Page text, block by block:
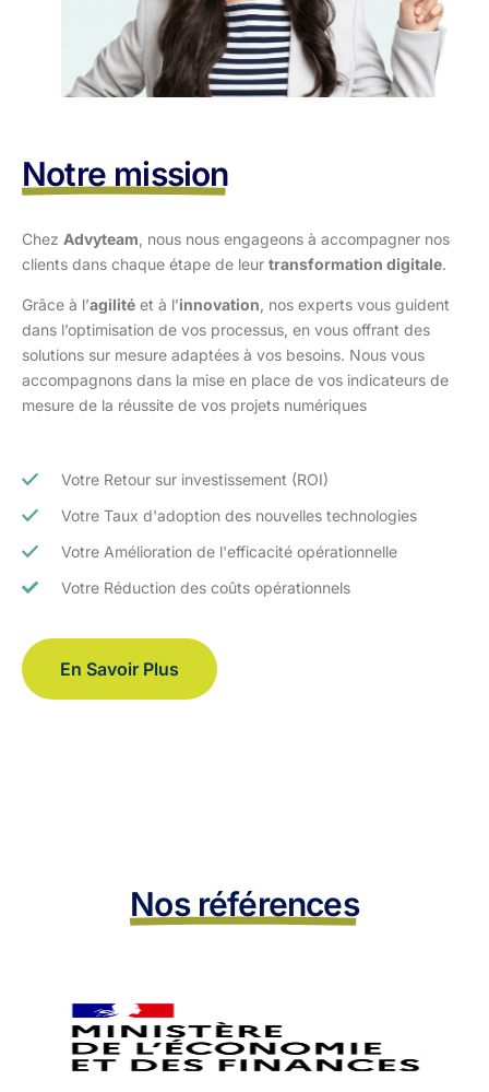
Notre mission
Chez Advyteam , nous nous engageons à accompagner nos
clients dans chaque étape de leur transformation digitale.
Grâce à l’agilité et à l’innovation , nos experts vous guident
dans l’optimisation de vos processus, en vous offrant des
solutions sur mesure adaptées à vos besoins. Nous vous
accompagnons dans la mise en place de vos indicateurs de
mesure de la réussite de vos projets numériques
Votre Retour sur investissement (ROI)
Votre Taux d'adoption des nouvelles technologies
Votre Amélioration de l'efficacité opérationnelle
Votre Réduction des coûts opérationnels
En Savoir Plus
Nos références